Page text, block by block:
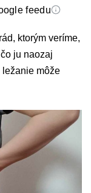
feedu
ktorým veríme,
ju naozaj
ležanie môže